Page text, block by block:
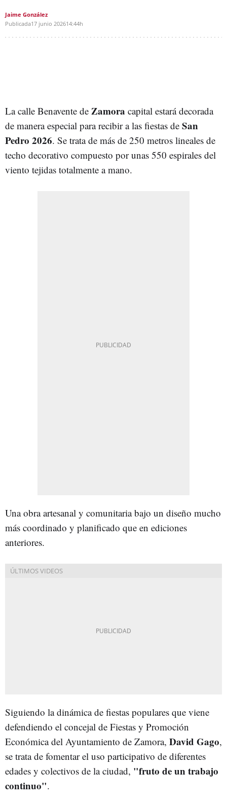
Jaime González
Publicada17 junio 202614:44h
La calle Benavente de Zamora capital estará decorada
de manera especial para recibir a las fiestas de San
Pedro 2026. Se trata de más de 250 metros lineales de
techo decorativo compuesto por unas 550 espirales del
viento tejidas totalmente a mano.
Una obra artesanal y comunitaria bajo un diseño mucho
más coordinado y planificado que en ediciones
anteriores.
Siguiendo la dinámica de fiestas populares que viene
defendiendo el concejal de Fiestas y Promoción
Económica del Ayuntamiento de Zamora, David Gago,
se trata de fomentar el uso participativo de diferentes
edades y colectivos de la ciudad, "fruto de un trabajo
continuo".